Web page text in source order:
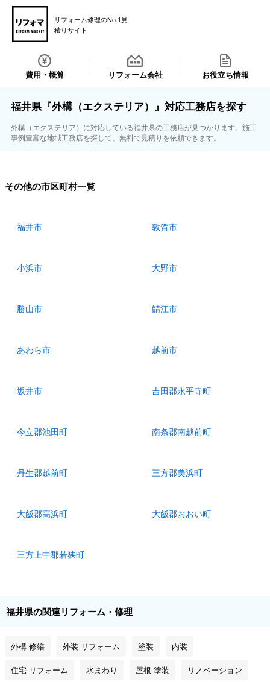
リフォーム修理のNo.1見
積りサイト
費用・概算 リフォーム会社 お役立ち情報
福井県『外構（エクステリア）』対応工務店を探す
外構（エクステリア）に対応している福井県の工務店が見つかります。施工
事例豊富な地域工務店を探して、無料で見積りを依頼できます。
その他の市区町村一覧
福井市 敦賀市
小浜市 大野市
勝山市 鯖江市
あわら市 越前市
坂井市 吉田郡永平寺町
今立郡池田町 南条郡南越前町
丹生郡越前町 三方郡美浜町
大飯郡高浜町 大飯郡おおい町
三方上中郡若狭町
福井県の関連リフォーム・修理
外構 修繕 外装 リフォーム 塗装 内装
住宅 リフォーム 水まわり 屋根 塗装 リノベーション